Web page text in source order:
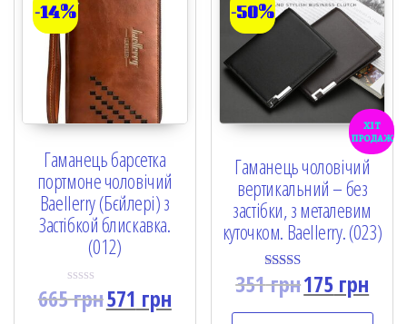
-14%
Гаманець барсетка
портмоне чоловічий
Baellerry (Бєйлері) з
Застібкой блискавка.
(012)
R
a
665грн571 грн
-50%
хіт
продаж
Гаманець чоловічий
вертикальний – без
застібки, з металевим
куточком. Baellerry. (023)
Rated
5.00
351грн175 грн